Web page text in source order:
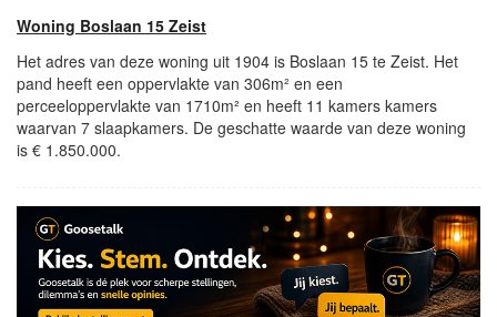
Woning Boslaan 15 Zeist
Het adres van deze woning uit 1904 is Boslaan 15 te Zeist. Het
pand heeft een oppervlakte van 306m² en een
perceeloppervlakte van 1710m² en heeft 11 kamers kamers
waarvan 7 slaapkamers. De geschatte waarde van deze woning
is € 1.850.000.